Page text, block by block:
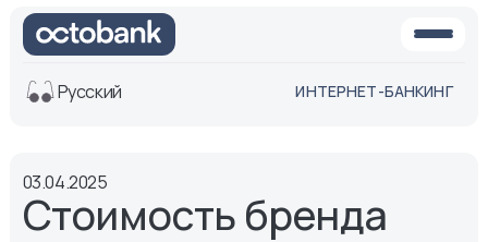
Обычная
версия
белая
Русский ИНТЕРНЕТ-БАНКИНГ
03.04.2025
Стоимость бренда